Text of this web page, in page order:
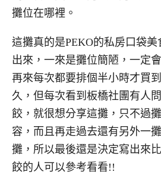
攤位在哪裡。
這攤真的是PEKO的私房口袋
出來，一來是攤位簡陋，一定
再來每次都要排個半小時才買
久，但每次看到板橋社團有人
餃，就很想分享這攤，只不過
容，而且再走過去還有另外一
攤，所以最後還是決定寫出來
餃的人可以參考看看!!